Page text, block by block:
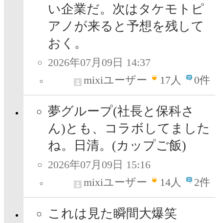
い企業だ。次はタケモトピ
アノが来ると予想を残して
おく。
2026年07月09日 14:37
mixiユーザー
17人 0件
夢グループ(社長と保科さ
ん)とも、コラボしてました
ね。日清。(カップご飯)
2026年07月09日 15:16
mixiユーザー
14人 2件
これは見た瞬間大爆笑